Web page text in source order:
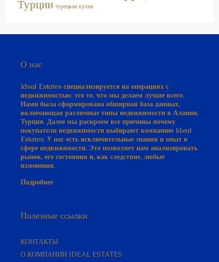
недвижимостью; это то, что мы делаем лучше всего.
Нами была сформирована обширная база данных,
включающая различные типы недвижимости в Алании,
Турция. Далее мы раскроем все причины почему
покупатели недвижимости выбирают компанию Ideal
Estates. У нас есть исключительные знания и опыт в
сфере недвижимости. Это позволяет нам анализировать
рынок, его состояния и, как следствие, любые
изменения.
Подробнее
О КОМПАНИИ IDEAL ESTATES
РУКОВОДСТВО ПОКУПАТЕЛЯ​